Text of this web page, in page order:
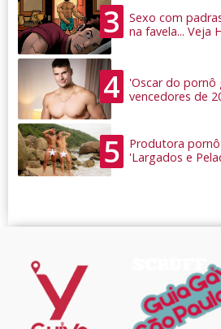
3
Sexo com
na favela... Veja
4
'Oscar do pornô
vencedores de
5
Produtora
'Largados e